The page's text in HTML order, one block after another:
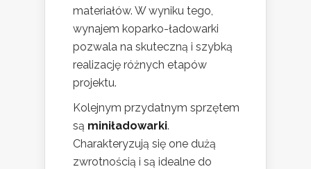
materiałów. W wyniku tego,
wynajem koparko-ładowarki
pozwala na skuteczną i szybką
realizację różnych etapów
projektu.
Kolejnym przydatnym sprzętem
są miniładowarki.
Charakteryzują się one dużą
zwrotnością i są idealne do